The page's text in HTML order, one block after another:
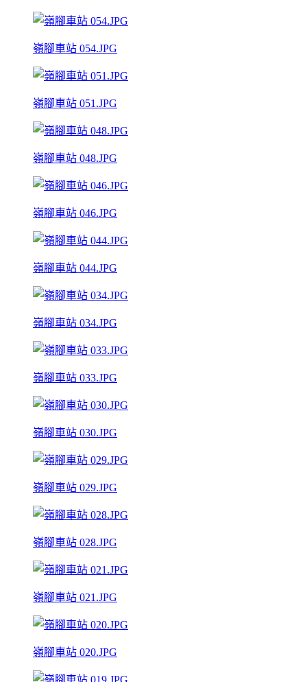
嶺腳車站 054.JPG
嶺腳車站 051.JPG
嶺腳車站 048.JPG
嶺腳車站 046.JPG
嶺腳車站 044.JPG
嶺腳車站 034.JPG
嶺腳車站 033.JPG
嶺腳車站 030.JPG
嶺腳車站 029.JPG
嶺腳車站 028.JPG
嶺腳車站 021.JPG
嶺腳車站 020.JPG